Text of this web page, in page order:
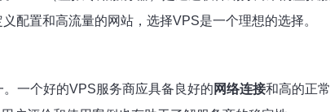
配置和高流量的网站，选择VPS是一个理想的选择。
一个好的VPS服务商应具备良好的 网络连接和高的正